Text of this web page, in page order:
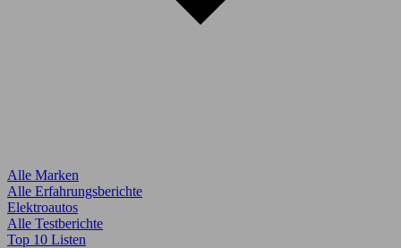
Alle Marken
Alle Erfahrungsberichte
Elektroautos
Alle Testberichte
Top 10 Listen